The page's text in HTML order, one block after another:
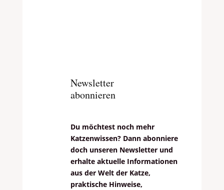
Newsletter
abonnieren
Du möchtest noch mehr
Katzenwissen? Dann abonniere
doch unseren Newsletter und
erhalte aktuelle Informationen
aus der Welt der Katze,
praktische Hinweise,